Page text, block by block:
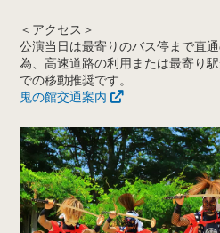
＜アクセス＞
公演当日は最寄りのバス停まで直
為、高速道路の利用または最寄り
での移動推奨です。
鬼の館交通案内